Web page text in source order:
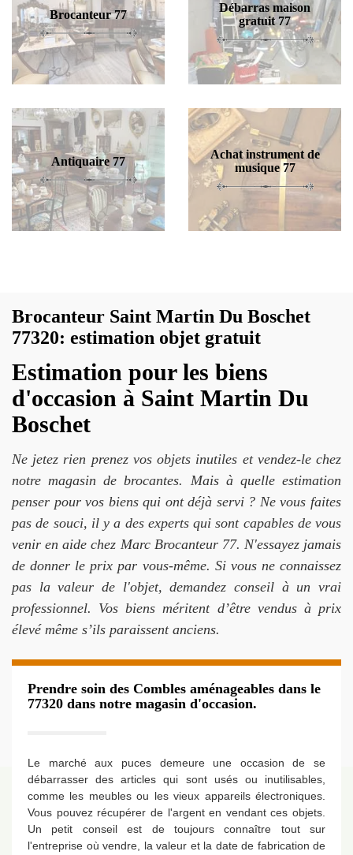
Brocanteur 77
Débarras maison
gratuit 77
Antiquaire 77
Achat instrument de
musique 77
Brocanteur Saint Martin Du Boschet
77320: estimation objet gratuit
Estimation pour les biens
d'occasion à Saint Martin Du
Boschet
Ne jetez rien prenez vos objets inutiles et vendez-le chez
notre magasin de brocantes. Mais à quelle estimation
penser pour vos biens qui ont déjà servi ? Ne vous faites
pas de souci, il y a des experts qui sont capables de vous
venir en aide chez Marc Brocanteur 77. N'essayez jamais
de donner le prix par vous-même. Si vous ne connaissez
pas la valeur de l'objet, demandez conseil à un vrai
professionnel. Vos biens méritent d’être vendus à prix
élevé même s’ils paraissent anciens.
Prendre soin des Combles aménageables dans le
77320 dans notre magasin d'occasion.
Le marché aux puces demeure une occasion de se
débarrasser des articles qui sont usés ou inutilisables,
comme les meubles ou les vieux appareils électroniques.
Vous pouvez récupérer de l'argent en vendant ces objets.
Un petit conseil est de toujours connaître tout sur
l'entreprise où vendre, la valeur et la date de fabrication de